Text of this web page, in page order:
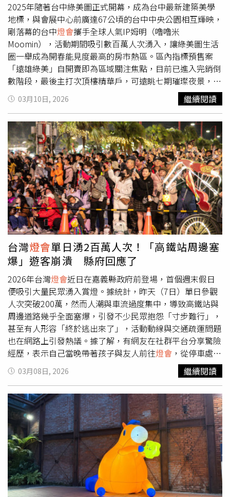
2025年隨著台中綠美圖正式開幕，成為台中最新建築美學
地標，與會展中心前廣達67公頃的台中中央公園相互輝映，
剛落幕的台中燈會攜手全球人氣IP姆明（嚕嚕米
Moomin），活動期間吸引數百萬人次湧入，讓綠美圖生活
圈一舉成為開春能見度最高的房市熱區。區內指標預售案
「遠雄綠美」自開賣即為區域關注焦點，目前已進入完銷倒
數階段，最後主打次頂樓精華戶，可遠眺七期璀璨夜景，三
面採光、通風良好，格局方正且衛浴全開窗的稀有規劃，在
市場上極具辨識度，吸引不少換屋族與高資產客層關注。
67.34公頃的台中「中央公園特區」有綠美圖、會展中心、
水湳轉運中心與未來捷運橘線的雙交通利多，是台中房市當
紅的新富聚落。（圖／業者提供）位於中央公園東北側的綠
美圖生活圈，受惠建設題材與春節買氣加持，「遠雄綠美」
本月正式進入最後銷售階段。同時，遠雄於中央公園南段水
湳特區推出的壓軸最終章「遠雄洄山行」，預計今年8月落
成，第三季將以成屋姿態登場。全案規劃2至4房產品，戶數
單純，強調鄰里質感與居住尺度，格局與採光以實住機能為
核心，打造繁華城市旁的靜謐山林居所。作為遠雄布局水湳
的最終章代表作，市場普遍認為錯過此波，未來選擇將更為
有限。「遠雄洄山行」更邀請建築大師劉偉彥操刀設計，形
塑區域內辨識度最高的建築地標。基地緊鄰逢甲大學、僑光
科技大學與西苑高中，坐擁成熟學區與人文氛圍，同時兼具
水湳重大建設願景與逢甲商圈生活機能，形塑出少見的「建
設紅利＋成熟商圈」雙核心優勢。臺中國際會展中心
（TICEC）建築以「大樹之門」（Tree Gate）為概念，將自
然意象融入現代建築，已成為中台灣連結國際的重要門戶。
（圖／業者提供）觀察近期市場動態，中央公園周邊重大建
設陸續到位，從綠美圖啟用到會展經濟發酵，區域話題不
斷，水湳特區各家建商新案接力登場，形成一案接一案的價
格堆疊效應。隨著生活機能逐步成熟，房價基期持續墊高，
吸引包含中科工程師、中小企業主、醫師族群等高所得客層
進場布局，亦有不少具地緣關係的換屋族，以及看好中部長
線發展的台北客南下置產，把握建設紅利發酵初期的關鍵買
點。市場普遍認為，綠美圖生活圈成形後，水湳將從題材階
段正式邁向價值實現期，區域行情有望持續走揚。預約鑑
賞：0800-502-555遠雄綠美個案網站：
https://www.fgrealty.tw/8sxhuq
03月10日, 2026 繼續閱讀
台灣燈會單日湧2百萬人次！「高鐵站周邊塞
爆」遊客崩潰 縣府回應了
2026年台灣燈會近日在嘉義縣政府前登場，首個週末假日
便吸引大量民眾湧入賞燈。據統計，昨天（7日）單日參觀
人次突破200萬，然而人潮與車流過度集中，導致高鐵站與
周邊道路幾乎全面塞爆，引發不少民眾抱怨「寸步難行」，
甚至有人形容「終於逃出來了」，活動動線與交通疏運問題
也在網路上引發熱議。據了解，有網友在社群平台分享驚險
經歷，表示自己當晚帶著孩子與友人前往燈會 ，從停車處徒
步走了很久才接近燈區入口。不料在昏暗路段行走時，孩子
與友人不慎跌落一旁沒有防護設施、約2至3公尺深的水溝，
所幸有熱心路人立即協助將2人拉上岸，最後沒有大礙。除
了安全事件外，交通與人潮問題也成為討論焦點。多位民眾
指出，燈區內人潮擁擠到幾乎無法移動，部分路段車輛完全
動彈不得。有網友反映，大型遊行活動將燈區動線隔開，導
致不少人既看不到遊行，也無法順利進入燈區賞燈，整體動
線相當混亂。另有人表示，接駁車等待時間過長，只好從高
鐵站一路步行超過3公里前往燈區，整趟行程宛如「大型遶
境」。另有自稱志工的網友指出，還沒到日落時分，燈會
現
場人潮就已看不到盡頭，連結高鐵站與接駁點的道路也全面
03月08日, 2026 繼續閱讀